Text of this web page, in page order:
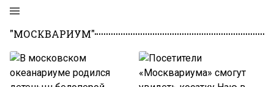
"МОСКВАРИУМ"